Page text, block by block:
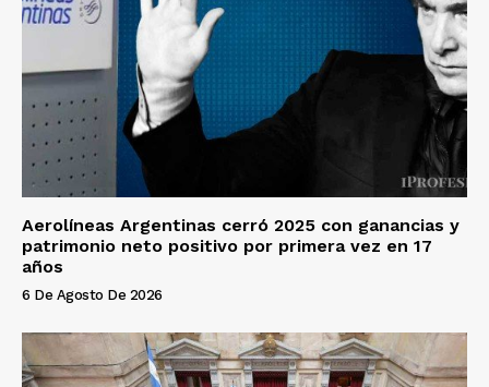
Aerolíneas Argentinas cerró 2025 con ganancias y
patrimonio neto positivo por primera vez en 17
años
6 De Agosto De 2026